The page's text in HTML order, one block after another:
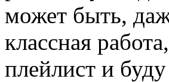
может быть,
классная
плейлист и